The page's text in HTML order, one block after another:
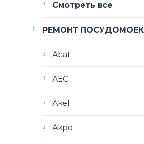
Смотреть все
РЕМОНТ ПОСУДОМОЕК
Abat
AEG
Akel
Akpo